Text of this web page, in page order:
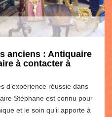
anciens : Antiquaire
à contacter à
d’expérience réussie dans
Stéphane est connu pour
et le soin qu’il apporte à